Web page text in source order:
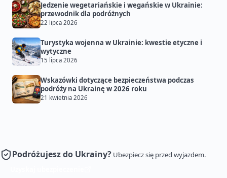
Jedzenie wegetariańskie i wegańskie w Ukrainie:
przewodnik dla podróżnych
22 lipca 2026
Turystyka wojenna w Ukrainie: kwestie etyczne i
wytyczne
15 lipca 2026
Wskazówki dotyczące bezpieczeństwa podczas
podróży na Ukrainę w 2026 roku
21 kwietnia 2026
Podróżujesz do Ukrainy? Ubezpiecz się przed wyjazdem.